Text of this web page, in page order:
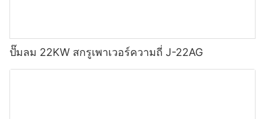
ปั๊มลม 22KW สกรูเพาเวอร์ความถี่ J-22AG